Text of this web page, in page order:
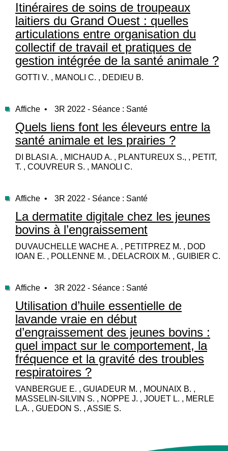
Itinéraires de soins de troupeaux
laitiers du Grand Ouest : quelles
articulations entre organisation du
collectif de travail et pratiques de
gestion intégrée de la santé animale ?
GOTTI V. , MANOLI C. , DEDIEU B.
Affiche • 3R 2022 - Séance : Santé
Quels liens font les éleveurs entre la
santé animale et les prairies ?
DI BLASI A. , MICHAUD A. , PLANTUREUX S., , PETIT,
T. , COUVREUR S. , MANOLI C.
Affiche • 3R 2022 - Séance : Santé
La dermatite digitale chez les jeunes
bovins à l’engraissement
DUVAUCHELLE WACHE A. , PETITPREZ M. , DOD
IOAN E. , POLLENNE M. , DELACROIX M. , GUIBIER C.
Affiche • 3R 2022 - Séance : Santé
Utilisation d’huile essentielle de
lavande vraie en début
d’engraissement des jeunes bovins :
quel impact sur le comportement, la
fréquence et la gravité des troubles
respiratoires ?
VANBERGUE E. , GUIADEUR M. , MOUNAIX B. ,
MASSELIN-SILVIN S. , NOPPE J. , JOUET L. , MERLE
L.A. , GUEDON S. , ASSIE S.